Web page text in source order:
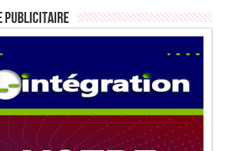
PUBLICITAIRE